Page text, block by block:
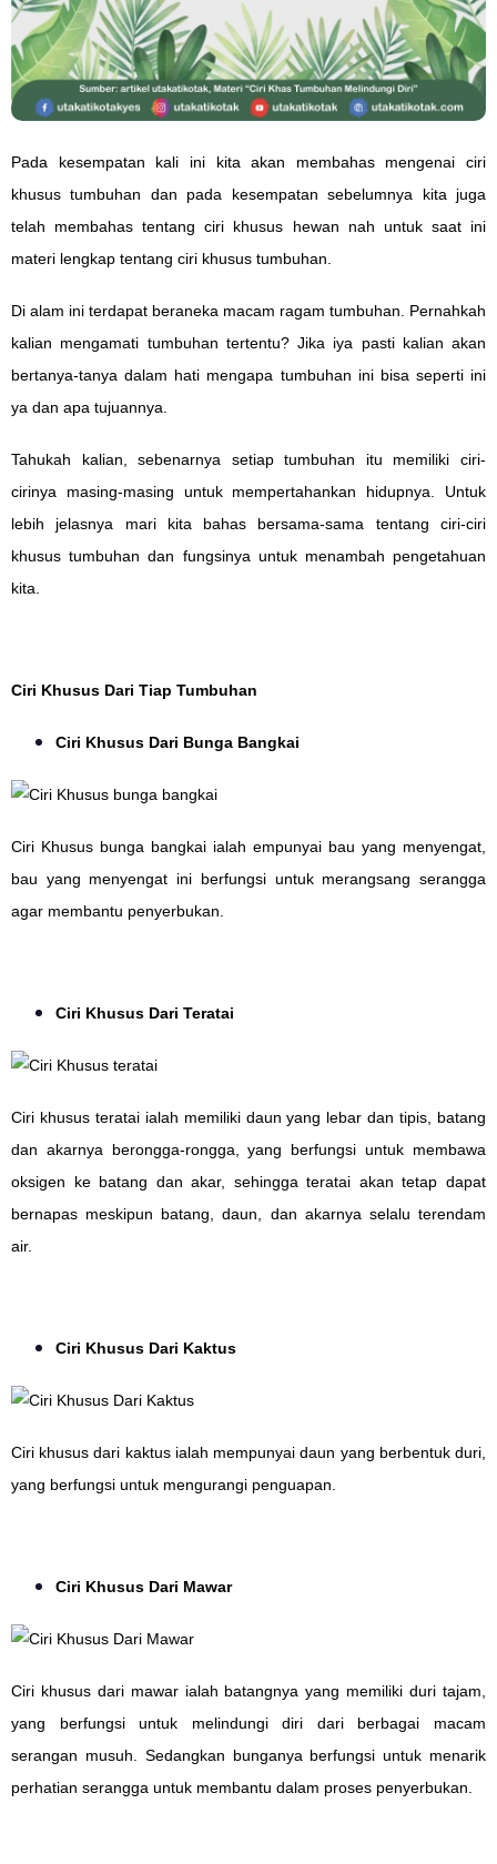
Pada kesempatan kali ini kita akan membahas mengenai ciri
khusus tumbuhan dan pada kesempatan sebelumnya kita juga
telah membahas tentang ciri khusus hewan nah untuk saat ini
materi lengkap tentang ciri khusus tumbuhan.
Di alam ini terdapat beraneka macam ragam tumbuhan. Pernahkah
kalian mengamati tumbuhan tertentu? Jika iya pasti kalian akan
bertanya-tanya dalam hati mengapa tumbuhan ini bisa seperti ini
ya dan apa tujuannya.
Tahukah kalian, sebenarnya setiap tumbuhan itu memiliki ciri-
cirinya masing-masing untuk mempertahankan hidupnya. Untuk
lebih jelasnya mari kita bahas bersama-sama tentang ciri-ciri
khusus tumbuhan dan fungsinya untuk menambah pengetahuan
kita.
Ciri Khusus Dari Tiap Tumbuhan
Ciri Khusus Dari Bunga Bangkai
Ciri Khusus bunga bangkai ialah empunyai bau yang menyengat,
bau yang menyengat ini berfungsi untuk merangsang serangga
agar membantu penyerbukan.
Ciri Khusus Dari Teratai
Ciri khusus teratai ialah memiliki daun yang lebar dan tipis, batang
dan akarnya berongga-rongga, yang berfungsi untuk membawa
oksigen ke batang dan akar, sehingga teratai akan tetap dapat
bernapas meskipun batang, daun, dan akarnya selalu terendam
air.
Ciri Khusus Dari Kaktus
Ciri khusus dari kaktus ialah mempunyai daun yang berbentuk duri,
yang berfungsi untuk mengurangi penguapan.
Ciri Khusus Dari Mawar
Ciri khusus dari mawar ialah batangnya yang memiliki duri tajam,
yang berfungsi untuk melindungi diri dari berbagai macam
serangan musuh. Sedangkan bunganya berfungsi untuk menarik
perhatian serangga untuk membantu dalam proses penyerbukan.